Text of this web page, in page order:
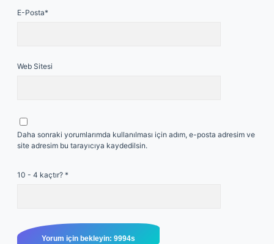
E-Posta*
Web Sitesi
Daha sonraki yorumlarımda kullanılması için adım, e-posta adresim ve
site adresim bu tarayıcıya kaydedilsin.
10 - 4 kaçtır? *